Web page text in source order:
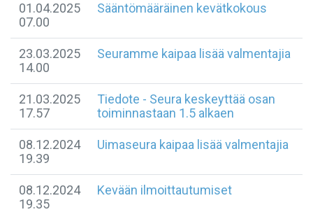
01.04.2025
07.00
Sääntömääräinen kevätkokous
23.03.2025
14.00
Seuramme kaipaa lisää valmentajia
21.03.2025
17.57
Tiedote - Seura keskeyttää osan
toiminnastaan 1.5 alkaen
08.12.2024
19.39
Uimaseura kaipaa lisää valmentajia
08.12.2024
19.35
Kevään ilmoittautumiset